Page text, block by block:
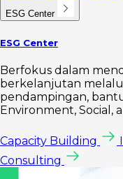
ESG Center
ESG Center
Berfokus dalam
berkelanjutan
pendampingan,
Environment, Social,
Capacity Building
Consulting